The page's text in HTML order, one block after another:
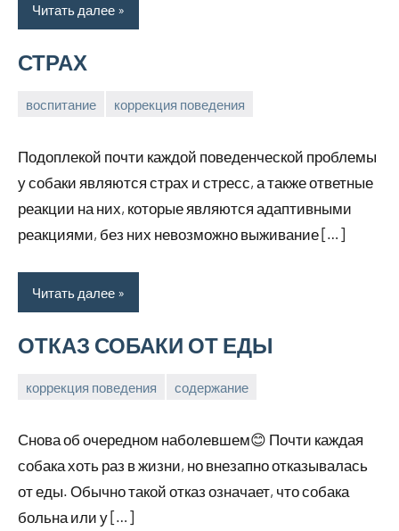
Читать далее
СТРАХ
воспитание коррекция поведения
2026
Подоплекой почти каждой поведенческой проблемы
у собаки являются страх и стресс, а также ответные
реакции на них, которые являются адаптивными
реакциями, без них невозможно выживание […]
Читать далее
ОТКАЗ СОБАКИ ОТ ЕДЫ
коррекция поведения содержание
2026
Анна
Снова об очередном наболевшем😊 Почти каждая
собака хоть раз в жизни, но внезапно отказывалась
от еды. Обычно такой отказ означает, что собака
больна или у […]